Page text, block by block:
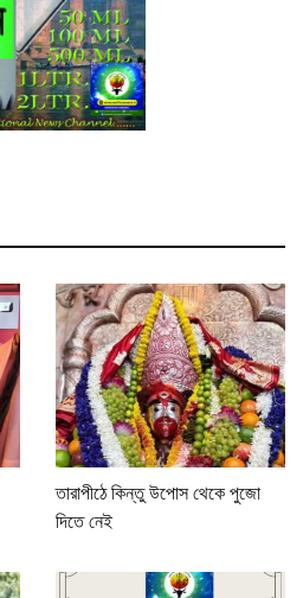
তারাপীঠে কিন্তু উপোস থেকে পুজো
দিতে নেই